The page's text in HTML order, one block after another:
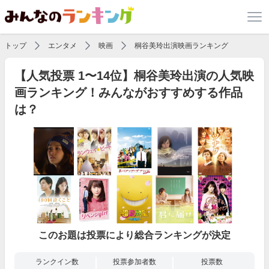
トップ エンタメ 映画 桐谷美玲出演映画ランキング
【人気投票 1〜14位】桐谷美玲出演の人気映
画ランキング！みんながおすすめする作品
は？
このお題は投票により総合ランキングが決定
ランクイン数 投票参加者数 投票数